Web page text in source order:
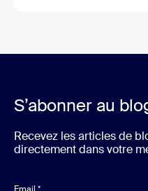
S’abonner au
Recevez les articles de
directement dans votre